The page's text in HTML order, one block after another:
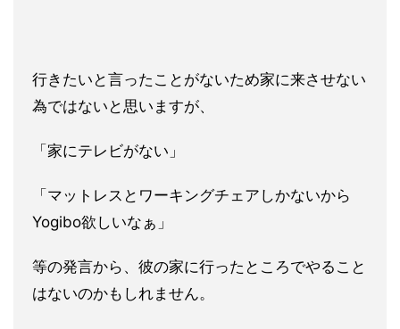
行きたいと言ったことがないため家に来させない
為ではないと思い ますが、
「家にテレビがない」
「マットレスとワーキングチェアしかないから
Yogibo欲しいなぁ」
等の発言から、彼の家に行ったところでやること
はないのかもしれません。